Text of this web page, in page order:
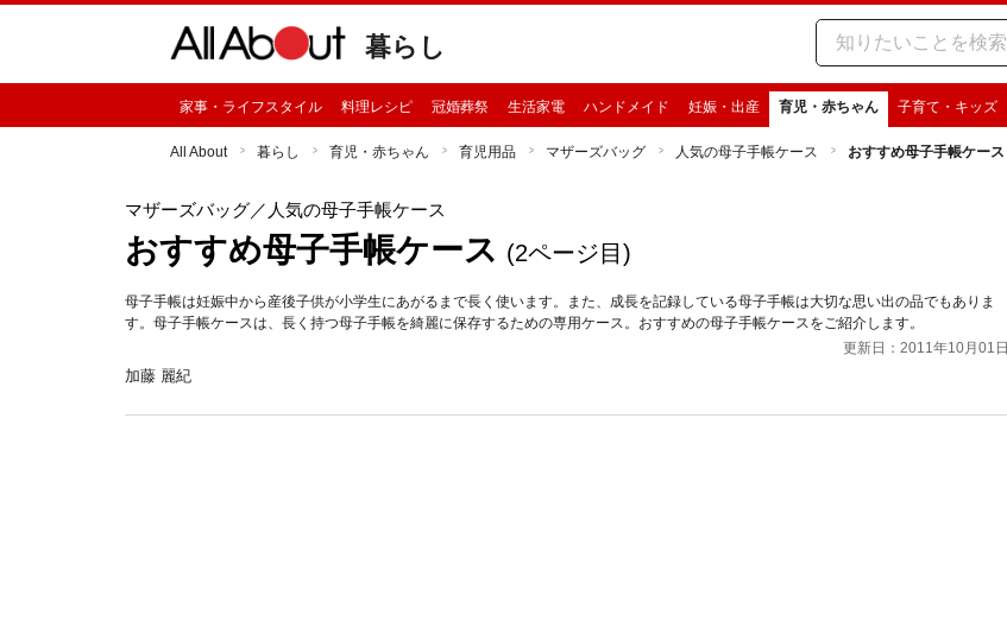
暮らし
家事・ライフスタイル 料理レシピ 冠婚葬祭 生活家電 ハンドメイド 妊娠・出産 育児・赤ちゃん 子育て・キッズ
All About 暮らし 育児・赤ちゃん 育児用品 マザーズバッグ 人気の母子手帳ケース おすすめ母子手帳ケース
マザーズバッグ／人気の母子手帳ケース
おすすめ母子手帳ケース (2ページ目)
母子手帳は妊娠中から産後子供が小学生にあがるまで長く使います。また、成長を記録している母子手帳は大切な思い出の品でもありま
す。母子手帳ケースは、長く持つ母子手帳を綺麗に保存するための専用ケース。おすすめの母子手帳ケースをご紹介します。
更新日：2011年10月01日
加藤 麗紀